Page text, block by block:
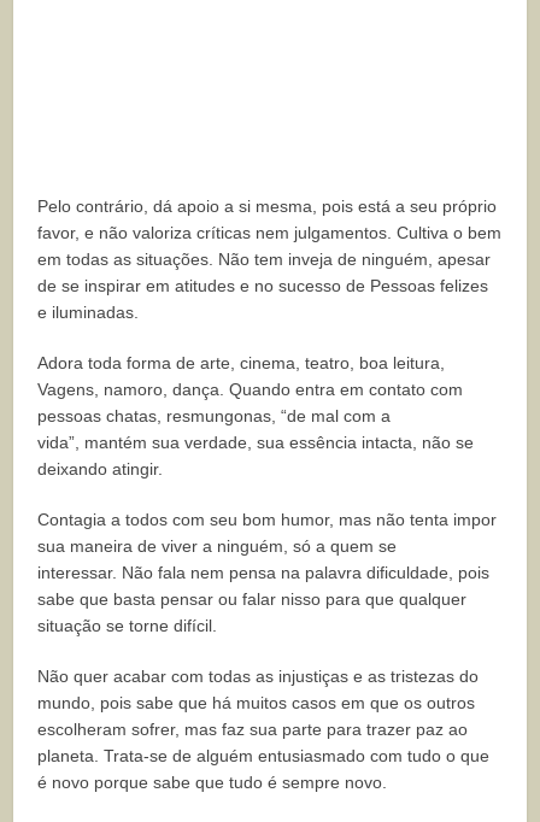
Pelo contrário, dá apoio a si mesma, pois está a seu próprio
favor, e não valoriza críticas nem julgamentos. Cultiva o bem
em todas as situações. Não tem inveja de ninguém, apesar
de se inspirar em atitudes e no sucesso de Pessoas felizes
e iluminadas.
Adora toda forma de arte, cinema, teatro, boa leitura,
Vagens, namoro, dança. Quando entra em contato com
pessoas chatas, resmungonas, “de mal com a
vida”, mantém sua verdade, sua essência intacta, não se
deixando atingir.
Contagia a todos com seu bom humor, mas não tenta impor
sua maneira de viver a ninguém, só a quem se
interessar. Não fala nem pensa na palavra dificuldade, pois
sabe que basta pensar ou falar nisso para que qualquer
situação se torne difícil.
Não quer acabar com todas as injustiças e as tristezas do
mundo, pois sabe que há muitos casos em que os outros
escolheram sofrer, mas faz sua parte para trazer paz ao
planeta. Trata-se de alguém entusiasmado com tudo o que
é novo porque sabe que tudo é sempre novo.